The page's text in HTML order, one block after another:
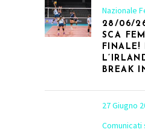
Nazionale
28/06/26
SCA
FINALE!
BREAK
27 Giugno
Comunicati